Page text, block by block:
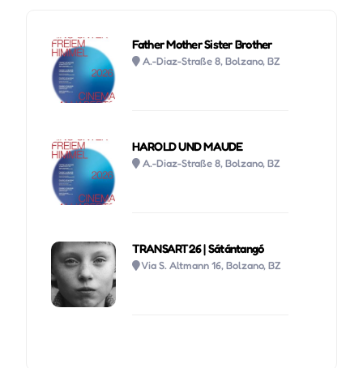
Father Mother Sister Brother
A.-Diaz-Straße 8, Bolzano, BZ
HAROLD UND MAUDE
A.-Diaz-Straße 8, Bolzano, BZ
TRANSART26 | Sátántangó
Via S. Altmann 16, Bolzano, BZ